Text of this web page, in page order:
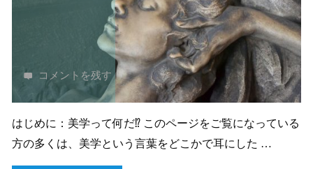
コメントを残す
はじめに：美学って何だ⁉︎ このページをご覧になっている
方の多くは、美学という言葉をどこかで耳にした …